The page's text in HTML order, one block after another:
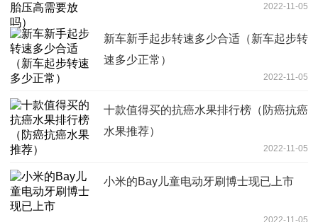
2022-11-05
新车新手起步转速多少合适（新车起步转
速多少正常）
2022-11-05
十款值得买的抗癌水果排行榜（防癌抗癌
水果推荐）
2022-11-05
小米的Bay儿童电动牙刷博士现已上市
2022-11-05